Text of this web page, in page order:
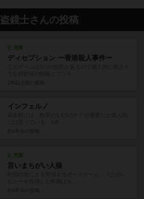
盗鏡士さんの投稿
充実
ディセプション ー香港殺人事件ー
インフェルノ
充実
言いまちがい人狼